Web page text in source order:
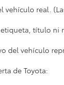
vehículo real.
título ni
del vehículo
de Toyota: